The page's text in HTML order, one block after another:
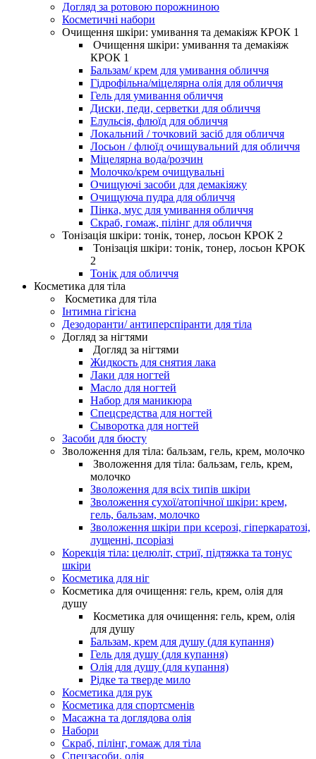
Догляд за ротовою порожниною
Косметичні набори
Очищення шкіри: умивання та демакіяж КРОК 1
Очищення шкіри: умивання та демакіяж
КРОК 1
Бальзам/ крем для умивання обличчя
Гідрофільна/міцелярна олія для обличчя
Гель для умивання обличчя
Диски, педи, серветки для обличчя
Елульсія, флюїд для обличчя
Локальний / точковий засіб для обличчя
Лосьон / флюїд очищувальний для обличчя
Міцелярна вода/розчин
Молочко/крем очищувальні
Очищуючі засоби для демакіяжу
Очищуюча пудра для обличчя
Пінка, мус для умивання обличчя
Скраб, гомаж, пілінг для обличчя
Тонізація шкіри: тонік, тонер, лосьон КРОК 2
Тонізація шкіри: тонік, тонер, лосьон КРОК
2
Тонік для обличчя
Косметика для тіла
Косметика для тіла
Інтимна гігієна
Дезодоранти/ антиперспіранти для тіла
Догляд за нігтями
Догляд за нігтями
Жидкость для снятия лака
Лаки для ногтей
Масло для ногтей
Набор для маникюра
Спецсредства для ногтей
Сыворотка для ногтей
Засоби для бюсту
Зволоження для тіла: бальзам, гель, крем, молочко
Зволоження для тіла: бальзам, гель, крем,
молочко
Зволоження для всіх типів шкіри
Зволоження сухої/атопічної шкіри: крем,
гель, бальзам, молочко
Зволоження шкіри при ксерозі, гіперкаратозі,
лущенні, псоріазі
Корекція тіла: целюліт, стриї, підтяжка та тонус
шкіри
Косметика для ніг
Косметика для очищення: гель, крем, олія для
душу
Косметика для очищення: гель, крем, олія
для душу
Бальзам, крем для душу (для купання)
Гель для душу (для купання)
Олія для душу (для купання)
Рідке та тверде мило
Косметика для рук
Косметика для спортсменів
Масажна та доглядова олія
Набори
Скраб, пілінг, гомаж для тіла
Спецзасоби, олія